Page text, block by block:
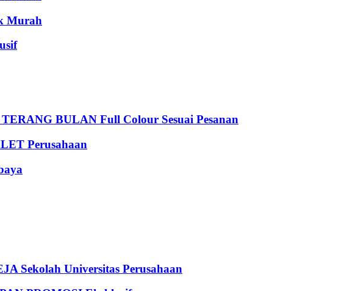
Murah
BULAN Full Colour Sesuai Pesanan
Perusahaan
Sekolah Universitas Perusahaan